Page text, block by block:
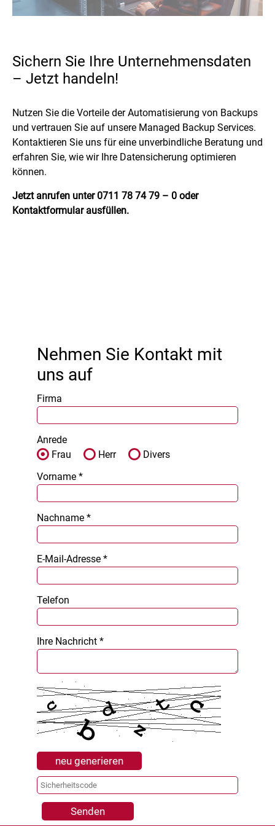
Sichern Sie Ihre Unternehmensdaten
– Jetzt handeln!
Nutzen Sie die Vorteile der Automatisierung von Backups
und vertrauen Sie auf unsere Managed Backup Services.
Kontaktieren Sie uns für eine unverbindliche Beratung und
erfahren Sie, wie wir Ihre Datensicherung optimieren
können.
Jetzt anrufen unter 0711 78 74 79 – 0 oder
Kontaktformular ausfüllen.
Nehmen Sie Kontakt mit
uns auf
Firma
Anrede
Frau
Herr
Divers
Vorname *
Nachname *
E-Mail-Adresse *
Telefon
Ihre Nachricht *
neu generieren
Senden